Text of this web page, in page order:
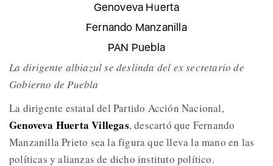
Genoveva Huerta
Fernando Manzanilla
PAN Puebla
La dirigente albiazul se deslinda del ex secretario de
Gobierno de Puebla
La dirigente estatal del Partido Acción Nacional,
Genoveva Huerta Villegas, descartó que Fernando
Manzanilla Prieto sea la figura que lleva la mano en las
políticas y alianzas de dicho instituto político.